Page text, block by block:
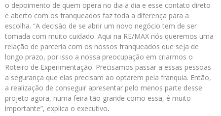
o depoimento de quem opera no dia a dia e esse contato direto
e aberto com os franqueados faz toda a diferença para a
escolha. “A decisão de se abrir um novo negócio tem de ser
tomada com muito cuidado. Aqui na RE/MAX nós queremos uma
relação de parceria com os nossos franqueados que seja de
longo prazo, por isso a nossa preocupação em criarmos o
Roteiro de Experimentação. Precisamos passar a essas pessoas
a segurança que elas precisam ao optarem pela franquia. Então,
a realização de conseguir apresentar pelo menos parte desse
projeto agora, numa feira tão grande como essa, é muito
importante”, explica o executivo.